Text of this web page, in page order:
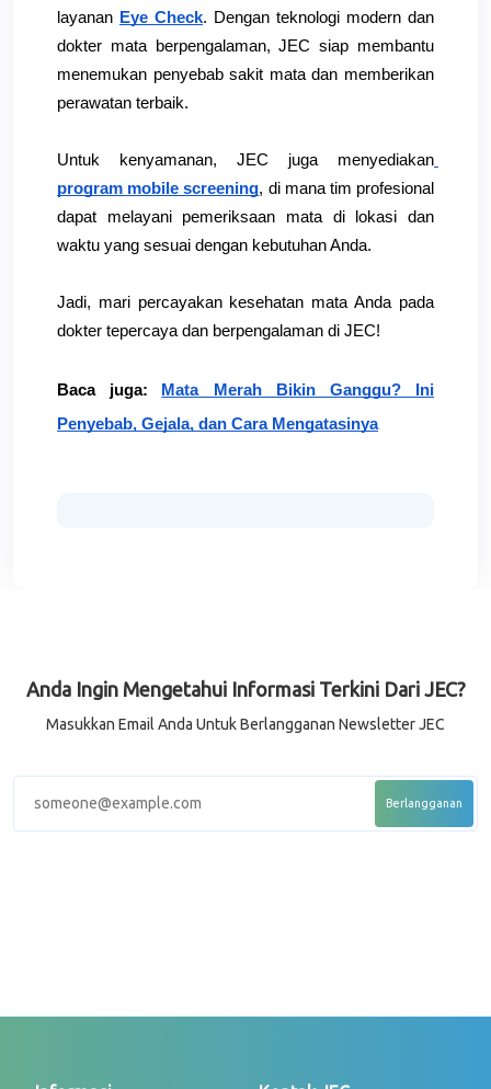
layanan Eye Check. Dengan teknologi modern dan
dokter mata berpengalaman, JEC siap membantu
menemukan penyebab sakit mata dan memberikan
perawatan terbaik.
Untuk kenyamanan, JEC juga menyediakan
program mobile screening, di mana tim profesional
dapat melayani pemeriksaan mata di lokasi dan
waktu yang sesuai dengan kebutuhan Anda.
Jadi, mari percayakan kesehatan mata Anda pada
dokter tepercaya dan berpengalaman di JEC!
Baca juga:
Mata Merah Bikin Ganggu? Ini
Penyebab, Gejala, dan Cara Mengatasinya
Anda Ingin Mengetahui Informasi Terkini Dari JEC?
Masukkan Email Anda Untuk Berlangganan Newsletter JEC